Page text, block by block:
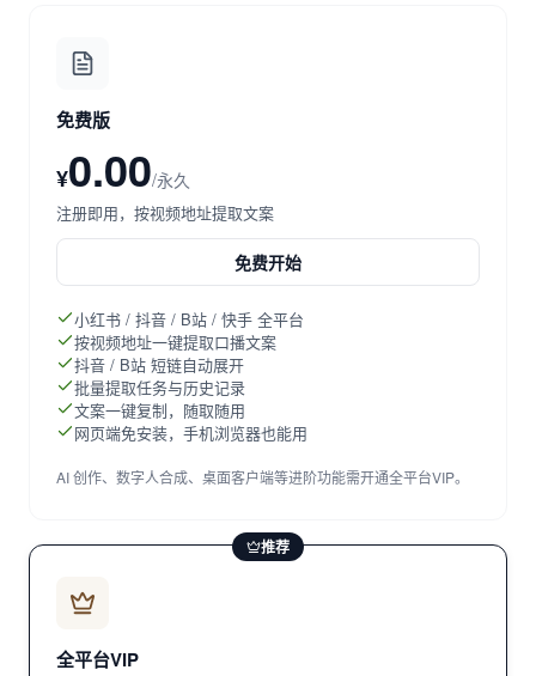
免费版
¥0.00/永久
注册即用，按视频地址提取文案
免费开始
小红书 / 抖音 / B站 / 快手 全平台
按视频地址一键提取口播文案
抖音 / B站 短链自动展开
批量提取任务与历史记录
文案一键复制，随取随用
网页端免安装，手机浏览器也能用
AI 创作、数字人合成、桌面客户端等进阶功能需开通全平台VIP。
推荐
全平台VIP